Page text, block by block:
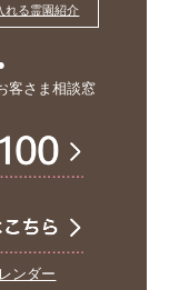
れる霊園紹介
客さま相談窓
ンダー